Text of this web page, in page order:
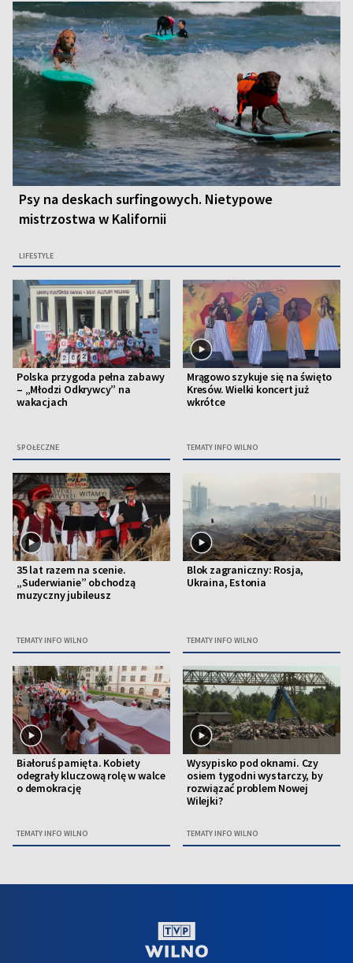
Psy na deskach surfingowych. Nietypowe
mistrzostwa w Kalifornii
LIFESTYLE
Polska przygoda pełna zabawy
– „Młodzi Odkrywcy” na
wakacjach
SPOŁECZNE
Mrągowo szykuje się na święto
Kresów. Wielki koncert już
wkrótce
TEMATY INFO WILNO
35 lat razem na scenie.
„Suderwianie” obchodzą
muzyczny jubileusz
TEMATY INFO WILNO
Blok zagraniczny: Rosja,
Ukraina, Estonia
TEMATY INFO WILNO
Białoruś pamięta. Kobiety
odegrały kluczową rolę w walce
o demokrację
TEMATY INFO WILNO
Wysypisko pod oknami. Czy
osiem tygodni wystarczy, by
rozwiązać problem Nowej
Wilejki?
TEMATY INFO WILNO